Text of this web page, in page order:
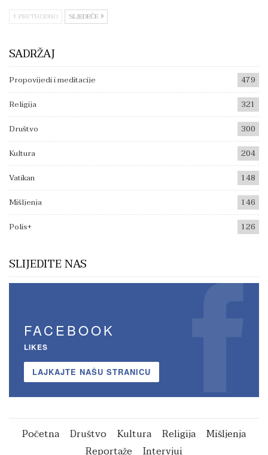
PRETHODNO SLJEDEĆE
SADRŽAJ
Propovijedi i meditacije
479
Religija
321
Društvo
300
Kultura
204
Vatikan
148
Mišljenja
146
Polis+
126
SLIJEDITE NAS
FACEBOOK
LIKES
LAJKAJTE NAŠU STRANICU
Početna Društvo Kultura Religija
Mišljenja
Reportaže
Intervjui